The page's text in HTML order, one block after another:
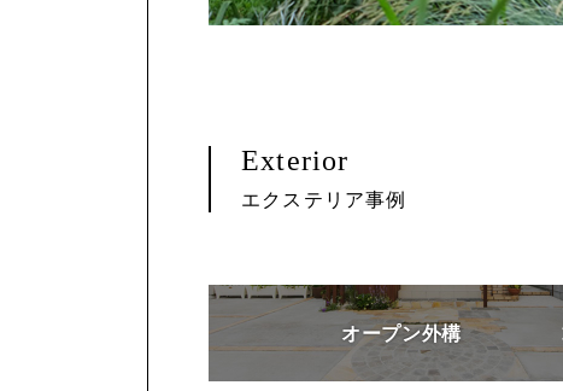
Exterior
エクステリア事例
オープン外構